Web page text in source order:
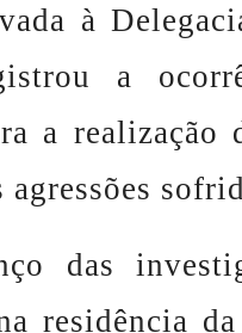
à
a
a
agressões
das
residência